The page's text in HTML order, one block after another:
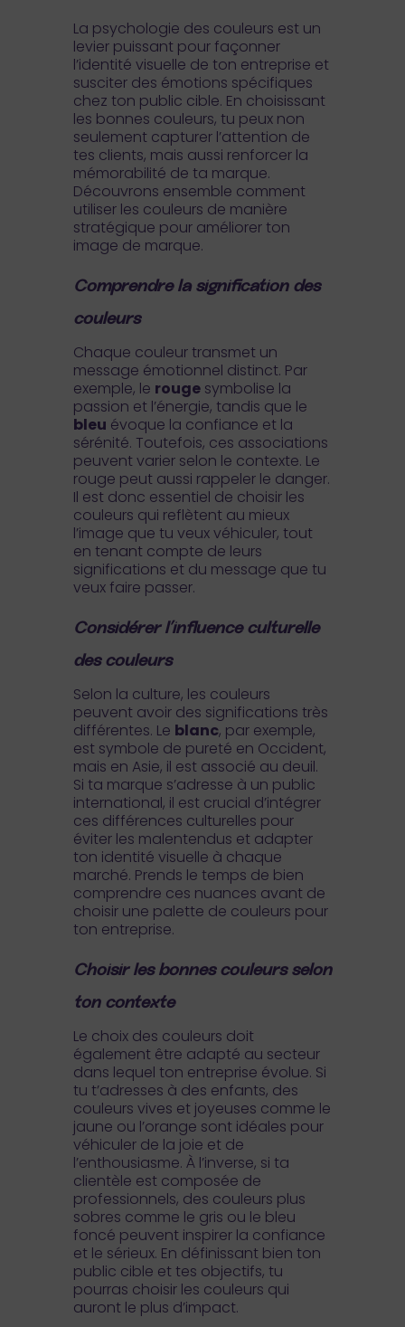
La psychologie des couleurs est un
levier puissant pour façonner
l’identité visuelle de ton entreprise et
susciter des émotions spécifiques
chez ton public cible. En choisissant
les bonnes couleurs, tu peux non
seulement capturer l’attention de
tes clients, mais aussi renforcer la
mémorabilité de ta marque.
Découvrons ensemble comment
utiliser les couleurs de manière
stratégique pour améliorer ton
image de marque.
Comprendre la signification des
couleurs
Chaque couleur transmet un
message émotionnel distinct. Par
exemple, le rougesymbolise la
passion et l’énergie, tandis que le
bleu évoque la confiance et la
sérénité. Toutefois, ces associations
peuvent varier selon le contexte. Le
rouge peut aussi rappeler le danger.
Il est donc essentiel de choisir les
couleurs qui reflètent au mieux
l’image que tu veux véhiculer, tout
en tenant compte de leurs
significations et du message que tu
veux faire passer.
Considérer l’influence culturelle
des couleurs
Selon la culture, les couleurs
peuvent avoir des significations très
différentes. Le blanc, par exemple,
est symbole de pureté en Occident,
mais en Asie, il est associé au deuil.
Si ta marque s’adresse à un public
international, il est crucial d’intégrer
ces différences culturelles pour
éviter les malentendus et adapter
ton identité visuelle à chaque
marché. Prends le temps de bien
comprendre ces nuances avant de
choisir une palette de couleurs pour
ton entreprise.
Choisir les bonnes couleurs selon
ton contexte
Le choix des couleurs doit
également être adapté au secteur
dans lequel ton entreprise évolue. Si
tu t’adresses à des enfants, des
couleurs vives et joyeuses comme le
jaune ou l’orange sont idéales pour
véhiculer de la joie et de
l’enthousiasme. À l’inverse, si ta
clientèle est composée de
professionnels, des couleurs plus
sobres comme le gris ou le bleu
foncé peuvent inspirer la confiance
et le sérieux. En définissant bien ton
public cible et tes objectifs, tu
pourras choisir les couleurs qui
auront le plus d’impact.